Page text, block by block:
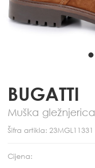
BUGATTI
Muška gležnjerica
Šifra artikla: 23MGL11331
Cijena: